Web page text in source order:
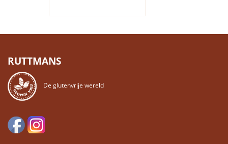
RUTTMANS
De glutenvrije wereld